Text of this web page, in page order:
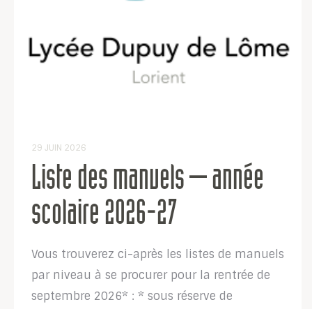
29 JUIN 2026
Liste des manuels – année
scolaire 2026-27
Vous trouverez ci-après les listes de manuels
par niveau à se procurer pour la rentrée de
septembre 2026* : * sous réserve de